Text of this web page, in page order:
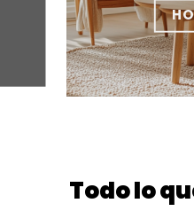
Todo lo